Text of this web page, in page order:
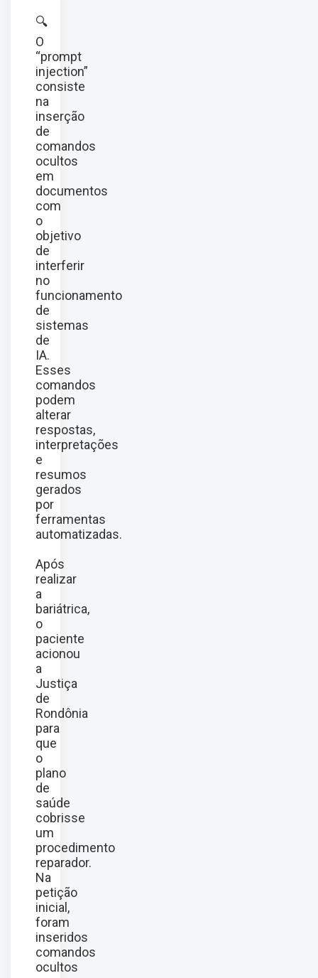
🔍
O
“prompt
injection”
consiste
na
inserção
de
comandos
ocultos
em
documentos
com
o
objetivo
de
interferir
no
funcionamento
de
sistemas
de
IA.
Esses
comandos
podem
alterar
respostas,
interpretações
e
resumos
gerados
por
ferramentas
automatizadas.
Após
realizar
a
bariátrica,
o
paciente
acionou
a
Justiça
de
Rondônia
para
que
o
plano
de
saúde
cobrisse
um
procedimento
reparador.
Na
petição
inicial,
foram
inseridos
comandos
ocultos